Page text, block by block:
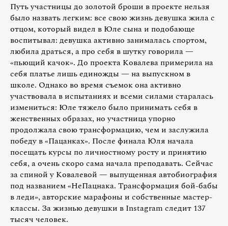
Путь участницы до золотой броши в проекте нельзя
было назвать легким: все свою жизнь девушка жила с
отцом, который видел в Юле сына и подобающе
воспитывал: девушка активно занималась спортом,
любила драться, а про себя в шутку говорила —
«пьющий качок». До проекта Ковалева примерила на
себя платье лишь единожды — на выпускном в
школе. Однако во время съемок она активно
участвовала в испытаниях и всеми силами старалась
измениться: Юле тяжело было принимать себя в
женственных образах, но участница упорно
продолжала свою трансформацию, чем и заслужила
победу в «Пацанках». После финала Юля начала
посещать курсы по личностному росту и принятию
себя, а очень скоро сама начала преподавать. Сейчас
за спиной у Ковалевой — выпущенная автобиография
под названием «НеПацнака. Трансформация бой-бабы
в леди», авторские марафоны и собственные мастер-
классы. За жизнью девушки в Instagram следит 137
тысяч человек.